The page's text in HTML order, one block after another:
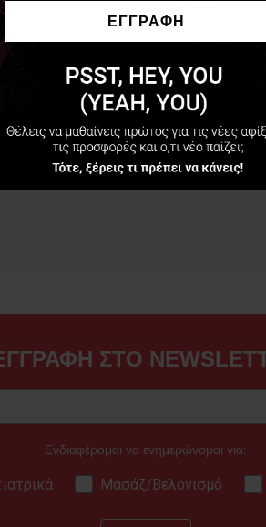
ΣΤΟ
Ενδιαφέρομαι να ενημερώνομαι για:
Μασάζ/Βελονισμό
Να μην εμφανιστεί ξανά
ΕΓΓΡΑΦΗ